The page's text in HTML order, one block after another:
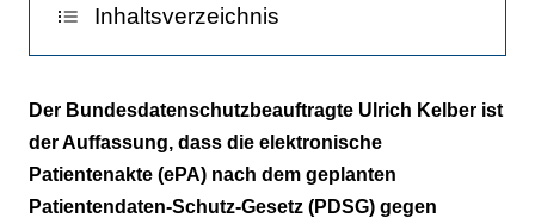
Inhaltsverzeichnis
Nur mit mobilen Endgeräten ist der
Datenschutz gewährleistet
Erstmal ist der Nutzer nicht Herr seiner Daten
Der Bundesdatenschutzbeauftragte Ulrich Kelber ist
der Auffassung, dass die elektronische
Patientenakte (ePA) nach dem geplanten
Patientendaten-Schutz-Gesetz (PDSG) gegen